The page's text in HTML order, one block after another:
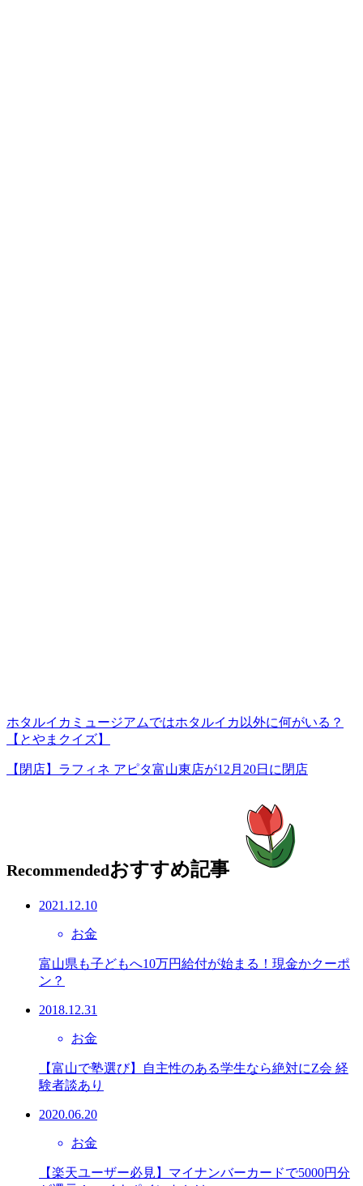
ホタルイカミュージアムではホタルイカ以外に何がいる？
【とやまクイズ】
【閉店】ラフィネ アピタ富山東店が12月20日に閉店
Recommendedおすすめ記事
2021.12.10
お金
富山県も子どもへ10万円給付が始まる！現金かクーポ
ン？
2018.12.31
お金
【富山で塾選び】自主性のある学生なら絶対にZ会 経
験者談あり
2020.06.20
お金
【楽天ユーザー必見】マイナンバーカードで5000円分